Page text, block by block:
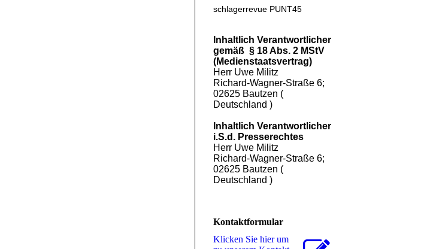
schlagerrevue PUNT45
Inhaltlich Verantwortlicher
gemäß § 18 Abs. 2 MStV
(Medienstaatsvertrag)
Herr Uwe Militz
Richard-Wagner-Straße 6;
02625 Bautzen (
Deutschland )
Inhaltlich Verantwortlicher
i.S.d. Presserechtes
Herr Uwe Militz
Richard-Wagner-Straße 6;
02625 Bautzen (
Deutschland )
Kontaktformular
Klicken Sie hier um